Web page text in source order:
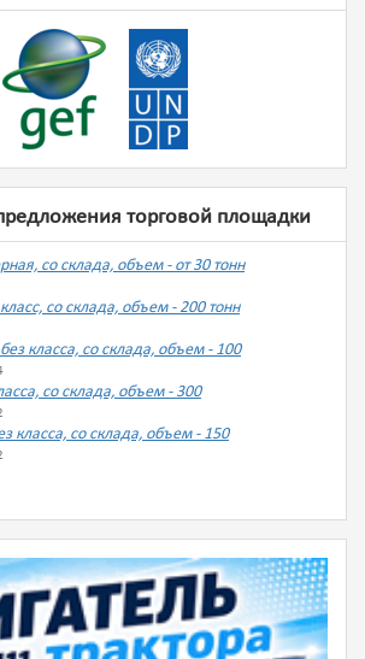
торговой площадки
со склада, объем - от 30 тонн
со склада, объем - 200 тонн
класса, со склада, объем - 100
со склада, объем - 300
класса, со склада, объем - 150